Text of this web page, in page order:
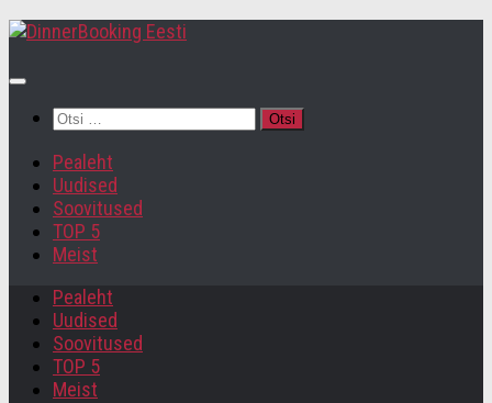
Otsi:
Pealeht
Uudised
Soovitused
TOP 5
Meist
Pealeht
Uudised
Soovitused
TOP 5
Meist